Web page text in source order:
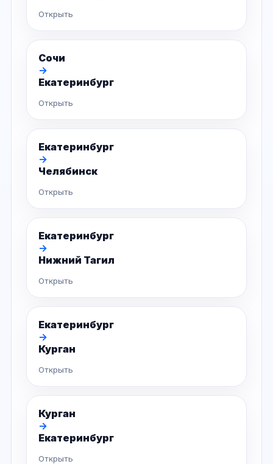
Открыть
Сочи
→
Екатеринбург
Открыть
Екатеринбург
→
Челябинск
Открыть
Екатеринбург
→
Нижний Тагил
Открыть
Екатеринбург
→
Курган
Открыть
Курган
→
Екатеринбург
Открыть